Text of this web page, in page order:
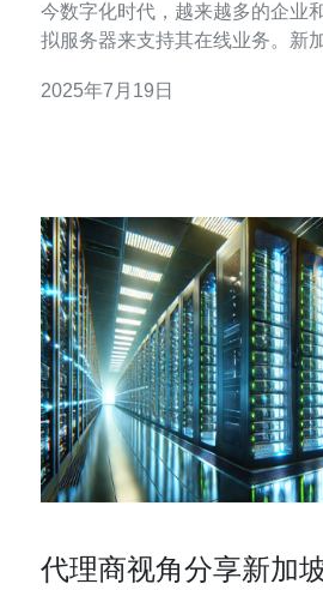
今数字化时代，越来越多的企业
拟服务器来支持其在线业务。新
定、安全、高性能的服务。 新加坡VPS服务商提供的
2025年7月19日
代理商视角分享新加